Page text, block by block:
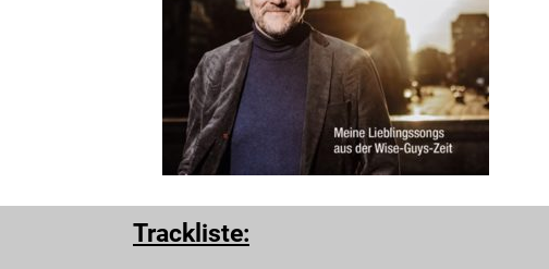
Trackliste: